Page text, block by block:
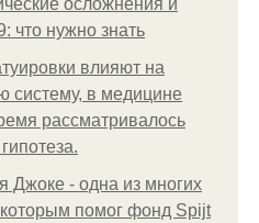
осложнения и
что нужно знать
влияют на
систему, в медицине
рассматривалось
Джоке - одна из многих
помог фонд Spijt